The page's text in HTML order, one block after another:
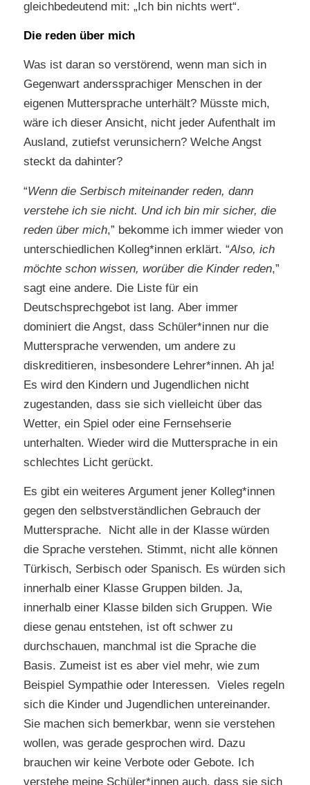
gleichbedeutend mit: „Ich bin nichts wert“.
Die reden über mich
Was ist daran so verstörend, wenn man sich in
Gegenwart anderssprachiger Menschen in der
eigenen Muttersprache unterhält? Müsste mich,
wäre ich dieser Ansicht, nicht jeder Aufenthalt im
Ausland, zutiefst verunsichern? Welche Angst
steckt da dahinter?
“Wenn die Serbisch miteinander reden, dann
verstehe ich sie nicht. Und ich bin mir sicher, die
reden über mich,” bekomme ich immer wieder von
unterschiedlichen Kolleg*innen erklärt. “Also, ich
möchte schon wissen, worüber die Kinder reden,”
sagt eine andere. Die Liste für ein
Deutschsprechgebot ist lang. Aber immer
dominiert die Angst, dass Schüler*innen nur die
Muttersprache verwenden, um andere zu
diskreditieren, insbesondere Lehrer*innen. Ah ja!
Es wird den Kindern und Jugendlichen nicht
zugestanden, dass sie sich vielleicht über das
Wetter, ein Spiel oder eine Fernsehserie
unterhalten. Wieder wird die Muttersprache in ein
schlechtes Licht gerückt.
Es gibt ein weiteres Argument jener Kolleg*innen
gegen den selbstverständlichen Gebrauch der
Muttersprache. Nicht alle in der Klasse würden
die Sprache verstehen. Stimmt, nicht alle können
Türkisch, Serbisch oder Spanisch. Es würden sich
innerhalb einer Klasse Gruppen bilden. Ja,
innerhalb einer Klasse bilden sich Gruppen. Wie
diese genau entstehen, ist oft schwer zu
durchschauen, manchmal ist die Sprache die
Basis. Zumeist ist es aber viel mehr, wie zum
Beispiel Sympathie oder Interessen. Vieles regeln
sich die Kinder und Jugendlichen untereinander.
Sie machen sich bemerkbar, wenn sie verstehen
wollen, was gerade gesprochen wird. Dazu
brauchen wir keine Verbote oder Gebote. Ich
verstehe meine Schüler*innen auch, dass sie sich